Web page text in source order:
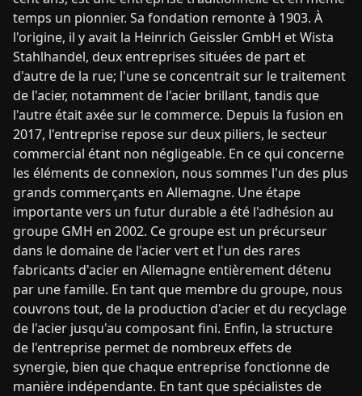
temps un pionnier. Sa fondation remonte à 1903. À
l'origine, il y avait la Heinrich Geissler GmbH et Wista
Stahlhandel, deux entreprises situées de part et
d'autre de la rue; l'une se concentrait sur le traitement
de l'acier, notamment de l'acier brillant, tandis que
l'autre était axée sur le commerce. Depuis la fusion en
2017, l'entreprise repose sur deux piliers, le secteur
commercial étant non négligeable. En ce qui concerne
les éléments de connexion, nous sommes l'un des plus
grands commerçants en Allemagne. Une étape
importante vers un futur durable a été l'adhésion au
groupe GMH en 2002. Ce groupe est un précurseur
dans le domaine de l'acier vert et l'un des rares
fabricants d'acier en Allemagne entièrement détenu
par une famille. En tant que membre du groupe, nous
couvrons tout, de la production d'acier et du recyclage
de l'acier jusqu'au composant fini. Enfin, la structure
de l'entreprise permet de nombreux effets de
synergie, bien que chaque entreprise fonctionne de
manière indépendante. En tant que spécialistes de